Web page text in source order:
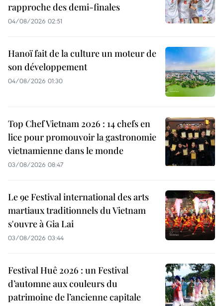
rapproche des demi-finales
04/08/2026 02:51
Hanoï fait de la culture un moteur de
son développement
04/08/2026 01:30
Top Chef Vietnam 2026 : 14 chefs en
lice pour promouvoir la gastronomie
vietnamienne dans le monde
03/08/2026 08:47
Le 9e Festival international des arts
martiaux traditionnels du Vietnam
s'ouvre à Gia Lai
03/08/2026 03:44
Festival Huê 2026 : un Festival
d’automne aux couleurs du
patrimoine de l’ancienne capitale